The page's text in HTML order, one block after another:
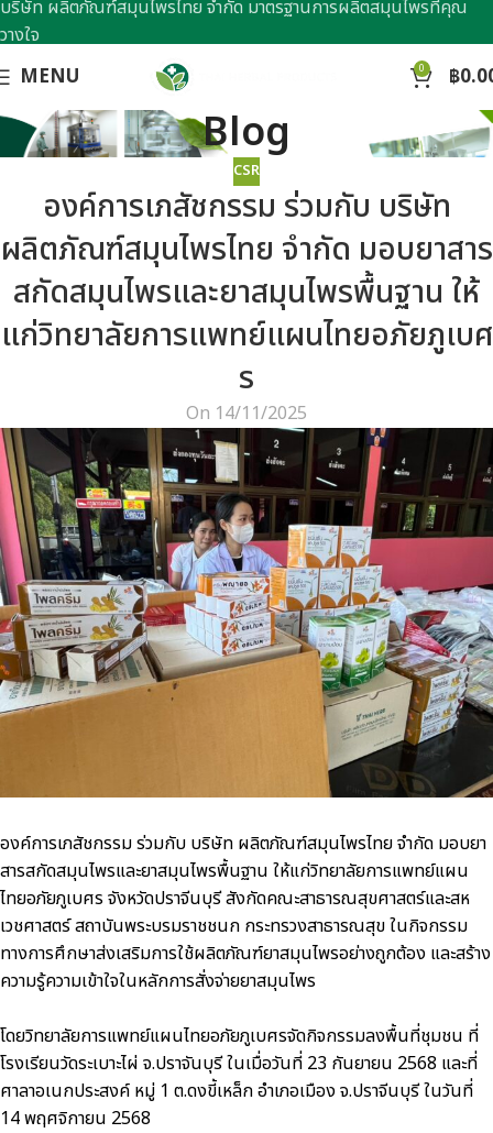
MENU 0 ฿
Blog
CSR
องค์การเภสัชกรรม ร่วมกับ บริษัท
ผลิตภัณฑ์สมุนไพรไทย จำกัด มอบยาสาร
สกัดสมุนไพรและยาสมุนไพรพื้นฐาน ให้
แก่วิทยาลัยการแพทย์แผนไทยอภัยภูเบศ
ร
On 14/11/2025
องค์การเภสัชกรรม ร่วมกับ บริษัท ผลิตภัณฑ์สมุนไพรไทย จำกัด มอบยา
สารสกัดสมุนไพรและยาสมุนไพรพื้นฐาน ให้แก่วิทยาลัยการแพทย์แผน
ไทยอภัยภูเบศร จังหวัดปราจีนบุรี สังกัดคณะสาธารณสุขศาสตร์และสห
เวชศาสตร์ สถาบันพระบรมราชชนก กระทรวงสาธารณสุข ในกิจกรรม
ทางการศึกษาส่งเสริมการใช้ผลิตภัณฑ์ยาสมุนไพรอย่างถูกต้อง และสร้าง
ความรู้ความเข้าใจในหลักการสั่งจ่ายยาสมุนไพร
โดยวิทยาลัยการแพทย์แผนไทยอภัยภูเบศรจัดกิจกรรมลงพื้นที่ชุมชน ที่
โรงเรียนวัดระเบาะไผ่ จ.ปราจันบุรี ในเมื่อวันที่ 23 กันยายน 2568 และที่
ศาลาอเนกประสงค์ หมู่ 1 ต.ดงขี้เหล็ก อำเภอเมือง จ.ปราจีนบุรี ในวันที่
14 พฤศจิกายน 2568
บริษัท ผลิตภัณฑ์สมุนไพรไทย จำกัด มาตรฐานการผลิตสมุนไพรที่คุณ
วางใจ